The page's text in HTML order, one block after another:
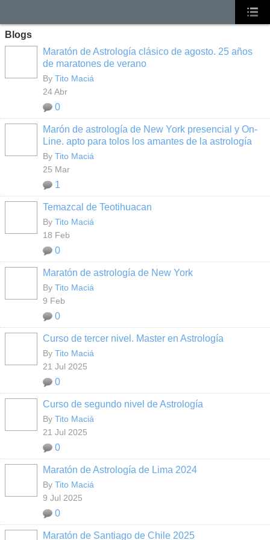
Blogs
Maratón de Astrología clásico de agosto. 25 años
de maratones de verano
By Tito Maciá
24 Abr
0
Marón de astrología de New York presencial y On-
Line. apto para tolos los amantes de la astrología
By Tito Maciá
25 Mar
1
Temazcal de Teotihuacan
By Tito Maciá
18 Feb
0
Maratón de astrología de New York
By Tito Maciá
9 Feb
0
Curso de tercer nivel. Master en Astrología
By Tito Maciá
21 Jul 2025
0
Curso de segundo nivel de Astrología
By Tito Maciá
21 Jul 2025
0
Maratón de Astrología de Lima 2024
By Tito Maciá
9 Jul 2025
0
Maratón de Santiago de Chile 2025